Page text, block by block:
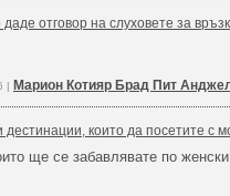
отговор на слуховете за
| Марион Котияр Брад Пит
дестинации, които да посетите с
ще се забавлявате по женски